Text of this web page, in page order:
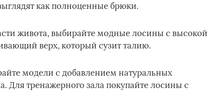
как полноценные брюки.
живота, выбирайте модные лосины с высокой
верх, который сузит талию.
модели с добавлением натуральных
Для тренажерного зала покупайте лосины с